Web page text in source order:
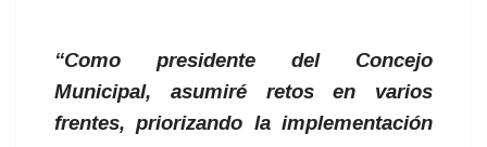
“Como presidente del Concejo
Municipal, asumiré retos en varios
frentes, priorizando la implementación